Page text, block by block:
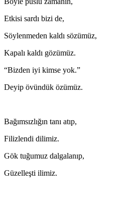
Etkisi sardı bizi de,
Söylenmeden kaldı sözümüz,
Kapalı kaldı gözümüz.
“Bizden iyi kimse yok.”
Deyip övündük özümüz.
Bağımsızlığın tanı atıp,
Filizlendi dilimiz.
Gök tuğumuz dalgalanıp,
Güzelleşti ilimiz.